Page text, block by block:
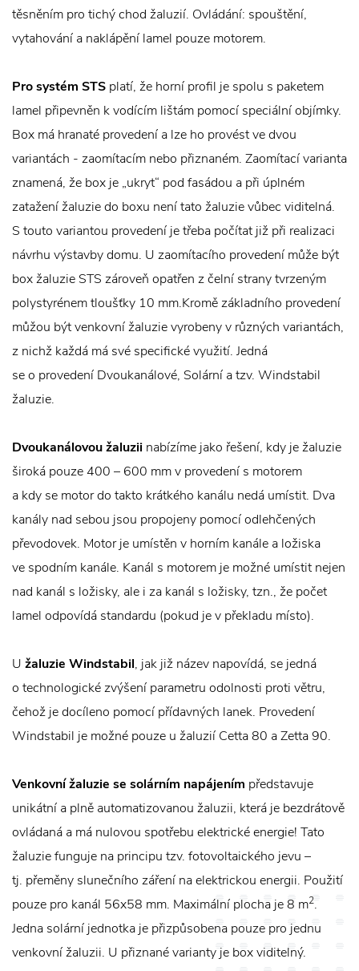
těsněním pro tichý chod žaluzií. Ovládání: spouštění,
vytahování a naklápění lamel pouze motorem.
Pro systém STS platí, že horní profil je spolu s paketem
lamel připevněn k vodícím lištám pomocí speciální objímky.
Box má hranaté provedení a lze ho provést ve dvou
variantách - zaomítacím nebo přiznaném. Zaomítací varianta
znamená, že box je „ukryt“ pod fasádou a při úplném
zatažení žaluzie do boxu není tato žaluzie vůbec viditelná.
S touto variantou provedení je třeba počítat již při realizaci
návrhu výstavby domu. U zaomítacího provedení může být
box žaluzie STS zároveň opatřen z čelní strany tvrzeným
polystyrénem tloušťky 10 mm.Kromě základního provedení
můžou být venkovní žaluzie vyrobeny v různých variantách,
z nichž každá má své specifické využití. Jedná
se o provedení Dvoukanálové, Solární a tzv. Windstabil
žaluzie.
Dvoukanálovou žaluzii nabízíme jako řešení, kdy je žaluzie
široká pouze 400 – 600 mm v provedení s motorem
a kdy se motor do takto krátkého kanálu nedá umístit. Dva
kanály nad sebou jsou propojeny pomocí odlehčených
převodovek. Motor je umístěn v horním kanále a ložiska
ve spodním kanále. Kanál s motorem je možné umístit nejen
nad kanál s ložisky, ale i za kanál s ložisky, tzn., že počet
lamel odpovídá standardu (pokud je v překladu místo).
U žaluzie Windstabil, jak již název napovídá, se jedná
o technologické zvýšení parametru odolnosti proti větru,
čehož je docíleno pomocí přídavných lanek. Provedení
Windstabil je možné pouze u žaluzií Cetta 80 a Zetta 90.
Venkovní žaluzie se solárním napájením představuje
unikátní a plně automatizovanou žaluzii, která je bezdrátově
ovládaná a má nulovou spotřebu elektrické energie! Tato
žaluzie funguje na principu tzv. fotovoltaického jevu –
tj. přeměny slunečního záření na elektrickou energii. Použití
pouze pro kanál 56x58 mm. Maximální plocha je 8 m2.
Jedna solární jednotka je přizpůsobena pouze pro jednu
venkovní žaluzii. U přiznané varianty je box viditelný.